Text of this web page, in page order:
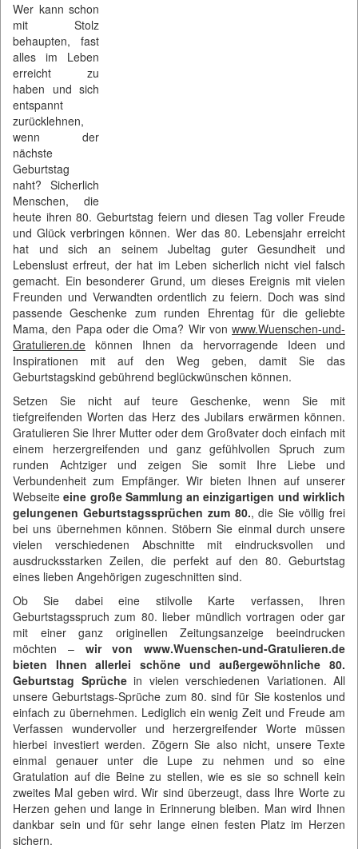
Wer kann schon
mit Stolz
behaupten, fast
alles im Leben
erreicht zu
haben und sich
entspannt
zurücklehnen,
wenn der
nächste
Geburtstag
naht? Sicherlich
Menschen, die
heute ihren 80. Geburtstag feiern und diesen Tag voller Freude
und Glück verbringen können. Wer das 80. Lebensjahr erreicht
hat und sich an seinem Jubeltag guter Gesundheit und
Lebenslust erfreut, der hat im Leben sicherlich nicht viel falsch
gemacht. Ein besonderer Grund, um dieses Ereignis mit vielen
Freunden und Verwandten ordentlich zu feiern. Doch was sind
passende Geschenke zum runden Ehrentag für die geliebte
Mama, den Papa oder die Oma? Wir von www.Wuenschen-und-
Gratulieren.de können Ihnen da hervorragende Ideen und
Inspirationen mit auf den Weg geben, damit Sie das
Geburtstagskind gebührend beglückwünschen können.
Setzen Sie nicht auf teure Geschenke, wenn Sie mit
tiefgreifenden Worten das Herz des Jubilars erwärmen können.
Gratulieren Sie Ihrer Mutter oder dem Großvater doch einfach mit
einem herzergreifenden und ganz gefühlvollen Spruch zum
runden Achtziger und zeigen Sie somit Ihre Liebe und
Verbundenheit zum Empfänger. Wir bieten Ihnen auf unserer
Webseiteeine große Sammlung an einzigartigen und wirklich
gelungenen Geburtstagssprüchen zum 80., die Sie völlig frei
bei uns übernehmen können. Stöbern Sie einmal durch unsere
vielen verschiedenen Abschnitte mit eindrucksvollen und
ausdrucksstarken Zeilen, die perfekt auf den 80. Geburtstag
eines lieben Angehörigen zugeschnitten sind.
Ob Sie dabei eine stilvolle Karte verfassen, Ihren
Geburtstagsspruch zum 80. lieber mündlich vortragen oder gar
mit einer ganz originellen Zeitungsanzeige beeindrucken
möchten – wir von www.Wuenschen-und-Gratulieren.de
bieten Ihnen allerlei schöne und außergewöhnliche 80.
Geburtstag Sprüchein vielen verschiedenen Variationen. All
unsere Geburtstags-Sprüche zum 80. sind für Sie kostenlos und
einfach zu übernehmen. Lediglich ein wenig Zeit und Freude am
Verfassen wundervoller und herzergreifender Worte müssen
hierbei investiert werden. Zögern Sie also nicht, unsere Texte
einmal genauer unter die Lupe zu nehmen und so eine
Gratulation auf die Beine zu stellen, wie es sie so schnell kein
zweites Mal geben wird. Wir sind überzeugt, dass Ihre Worte zu
Herzen gehen und lange in Erinnerung bleiben. Man wird Ihnen
dankbar sein und für sehr lange einen festen Platz im Herzen
sichern.